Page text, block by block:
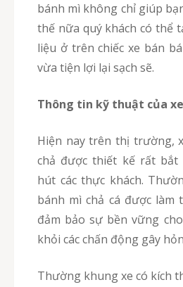
bánh mì không chỉ giúp
thế nữa quý khách có thể
liệu ở trên chiếc xe bán
vừa tiện lợi lại sạch sẽ.
Thông tin kỹ thuật của
Hiện nay trên thị trường, xe bán bánh mì cá
chả được thiết kế rất bắt
hút các thực khách.
bánh mì chả cá được làm
đảm bảo sự bền vững
khỏi các chấn động gây
Thường khung xe có kích thước 50x120cm, xe